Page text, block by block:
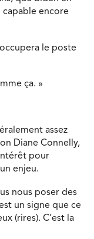
capable encore
le poste
ça. »
assez
Diane Connelly,
pour
enjeu.
nous poser des
un signe que ce
(rires). C’est la